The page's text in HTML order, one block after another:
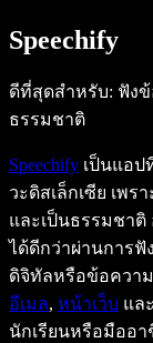
Speechify
ดีที่สุดสำหรับ: ฟังข้
ธรรมชาติ
Speechify เป็นแอป
วะดิสเล็กเซีย เพร
และเป็นธรรมชา
ได้ดีกว่าผ่านการฟั
ดิจิทัลหรือข้อควา
อีเมล, หน้าเว็บ แล
นักเรียนหรือมืออ